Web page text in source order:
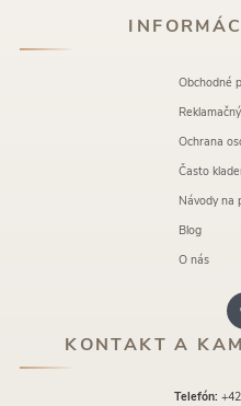
Obchodné
Ochrana
Často
Návody na
Blog
O nás
KONTAKT A
Telefón: